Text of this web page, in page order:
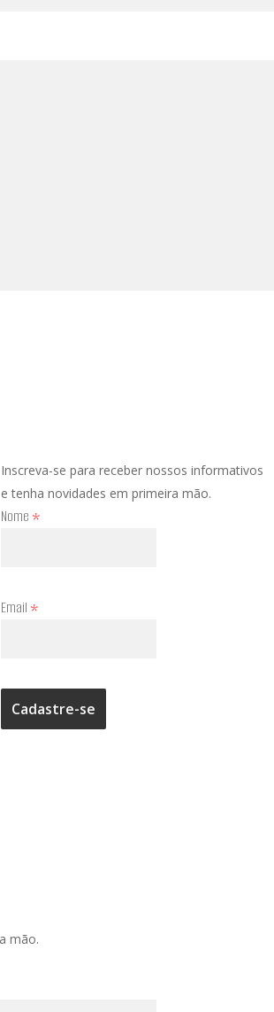
Inscreva-se para receber nossos informativos
e tenha novidades em primeira mão.
Nome *
Email *
mão.